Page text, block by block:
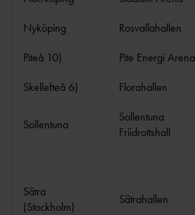
S
FOLKSA
M
SCANDI
FOLKSP
TALLINK SILJA
MA
ARENA
UTBILDAR
NIO DISTRIKT
Nyköping
Rosvallahallen
Piteå 10)
Pite Energi Arena
Skellefteå 6)
Florahallen
Sollentuna
Sollentuna
Friidrottshall
Sätra
(Stockholm)
Sätrahallen